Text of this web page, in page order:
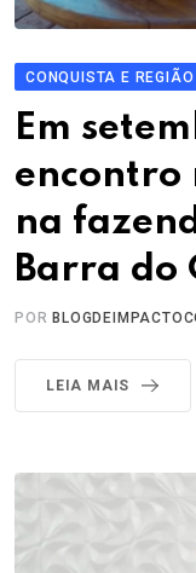
CONQUISTA E REGIÃO
Em
encontro
na
Barra do
POR
LEIA MAIS